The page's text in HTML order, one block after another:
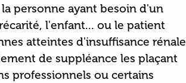
personne ayant besoin d'un
l'enfant... ou le patient
atteintes d'insuffisance rénale
de suppléance les plaçant
professionnels ou certains